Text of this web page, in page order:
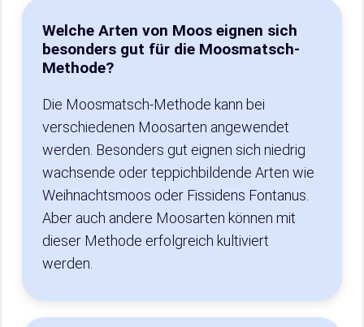
Welche Arten von Moos eignen sich
besonders gut für die Moosmatsch-
Methode?
Die Moosmatsch-Methode kann bei
verschiedenen Moosarten angewendet
werden. Besonders gut eignen sich niedrig
wachsende oder teppichbildende Arten wie
Weihnachtsmoos oder Fissidens Fontanus.
Aber auch andere Moosarten können mit
dieser Methode erfolgreich kultiviert
werden.